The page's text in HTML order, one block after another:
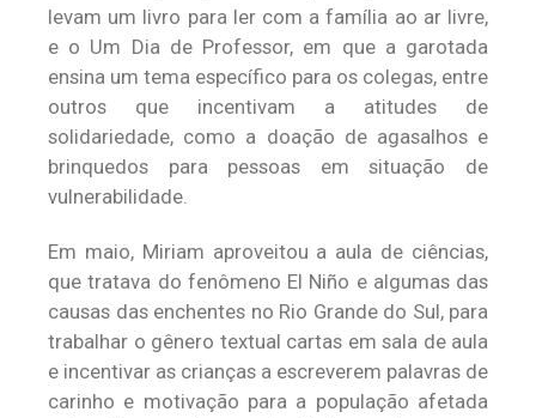
levam um livro para ler com a família ao ar livre,
e o Um Dia de Professor, em que a garotada
ensina um tema específico para os colegas, entre
outros que incentivam a atitudes de
solidariedade, como a doação de agasalhos e
brinquedos para pessoas em situação de
vulnerabilidade.
Em maio, Miriam aproveitou a aula de ciências,
que tratava do fenômeno El Niño e algumas das
causas das enchentes no Rio Grande do Sul, para
trabalhar o gênero textual cartas em sala de aula
e incentivar as crianças a escreverem palavras de
carinho e motivação para a população afetada